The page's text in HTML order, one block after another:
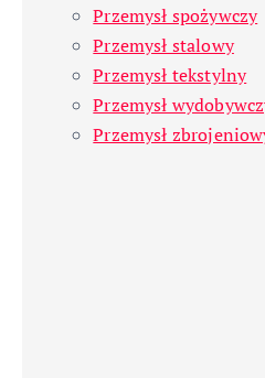
Przemysł spożywczy
Przemysł stalowy
Przemysł tekstylny
Przemysł
Przemysł